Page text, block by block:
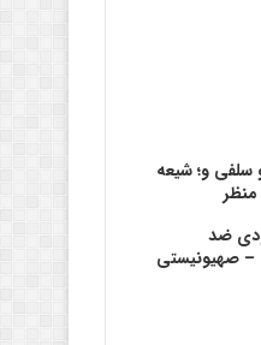
سلفی و؛ شیعه
منظر
ضد
– صهیونیستی